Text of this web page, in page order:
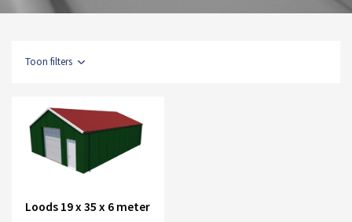
Toon filters
Loods 19 x 35 x 6 meter